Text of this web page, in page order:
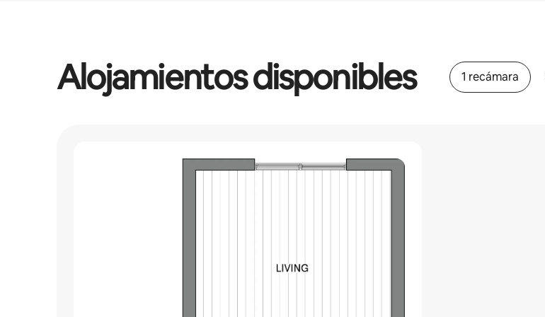
Alojamientos disponibles 1 recámara